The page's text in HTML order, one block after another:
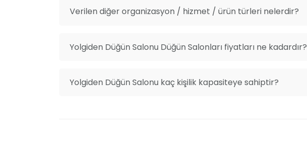
Verilen diğer organizasyon / hizmet / ürün türleri nelerdir?
Yolgiden Düğün Salonu Düğün Salonları fiyatları ne kadardır?
Yolgiden Düğün Salonu kaç kişilik kapasiteye sahiptir?